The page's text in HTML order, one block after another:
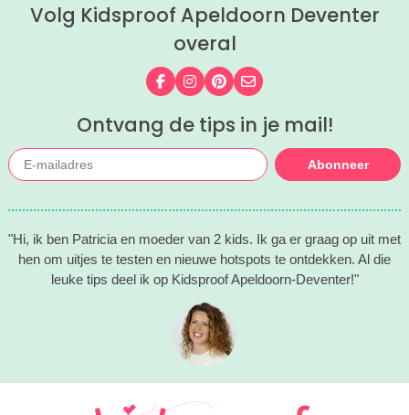
Volg Kidsproof Apeldoorn Deventer
overal
Volg ons op Facebook
Volg ons op Instagram
Volg ons op Pinterest
Mail ons
Ontvang de tips in je mail!
Abonneer
"Hi, ik ben Patricia en moeder van 2 kids. Ik ga er graag op uit met
hen om uitjes te testen en nieuwe hotspots te ontdekken. Al die
leuke tips deel ik op Kidsproof Apeldoorn-Deventer!"